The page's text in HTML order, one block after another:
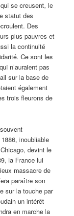
se creusent, le
statut des
Des
plus pauvres et
la continuité
Ce sont les
n’auraient pas
sur la base de
également
trois fleurons de
inoubliable
devint le
la France lui
massacre de
paraître son
sur la touche par
un intérêt
en marche la